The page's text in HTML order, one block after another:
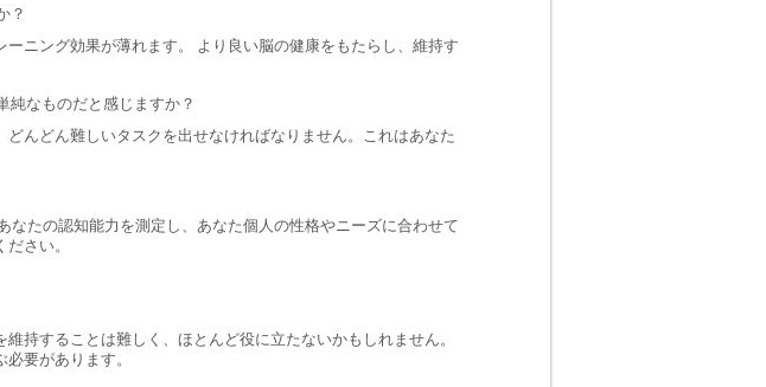
？
ニング効果が薄れます。 より良い脳の健康をもたらし、維持す
純なものだと感じますか？
んどん難しいタスクを出せなければなりません。これはあなた
たの認知能力を測定し、あなた個人の性格やニーズに合わせて
さい。
持することは難しく、ほとんど役に立たないかもしれません。
要があります。